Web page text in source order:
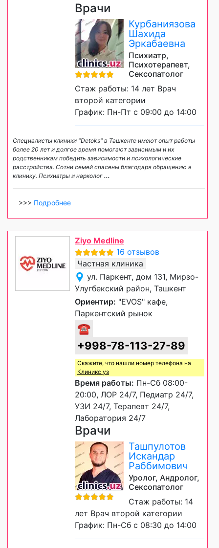
Врачи
Курбаниязова
Шахида
Эркабаевна
Психиатр,
Психотерапевт,
Сексопатолог
Стаж работы: 14 лет Врач
второй категории
График: Пн-Пт с 09:00 до 14:00
Специалисты клиники "Detoks" в Ташкенте имеют опыт работы
более 20 лет и долгое время помогают зависимым и их
родственникам победить зависимости и психологические
расстройства. Сотни семей спасены благодаря обращению в
клинику. Психиатры и нарколог ...
>>> Подробнее
Ziyo Medline
16 отзывов
Частная клиника
ул. Паркент, дом 131, Мирзо-
Улугбекский район, Ташкент
Ориентир: "EVOS" кафе,
Паркентский рынок
☎
+998-78-113-27-89
Скажите, что нашли номер телефона на
Клиникс уз
Время работы: Пн-Сб 08:00-
20:00, ЛОР 24/7, Педиатр 24/7,
УЗИ 24/7, Терапевт 24/7,
Лаборатория 24/7
Врачи
Ташпулотов
Искандар
Раббимович
Уролог, Андролог,
Сексопатолог
Стаж работы: 14
лет Врач второй категории
График: Пн-Сб с 08:30 до 14:00